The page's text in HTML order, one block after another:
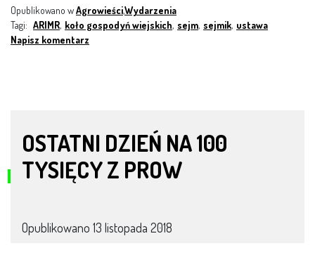
Opublikowano wAgrowieści,Wydarzenia
Tagi: ARIMR, koło gospodyń wiejskich, sejm, sejmik, ustawa
Napisz komentarz
OSTATNI DZIEŃ NA 100
TYSIĘCY Z PROW
Opublikowano 13 listopada 2018